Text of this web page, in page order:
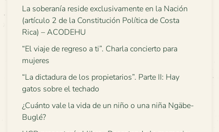
La soberanía reside exclusivamente en la Nación
(artículo 2 de la Constitución Política de Costa
Rica) – ACODEHU
“El viaje de regreso a ti”. Charla concierto para
mujeres
“La dictadura de los propietarios”. Parte II: Hay
gatos sobre el techado
¿Cuánto vale la vida de un niño o una niña Ngäbe-
Buglé?